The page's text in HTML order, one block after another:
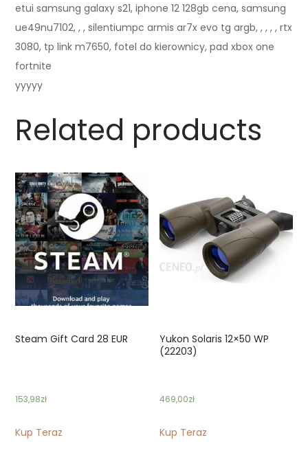
etui samsung galaxy s21, iphone 12 128gb cena, samsung
ue49nu7102, , , silentiumpc armis ar7x evo tg argb, , , , , rtx
3080, tp link m7650, fotel do kierownicy, pad xbox one
fortnite
yyyyy
Related products
Steam Gift Card 28 EUR
153,98zł
Kup Teraz
Yukon Solaris 12×50 WP
(22203)
469,00zł
Kup Teraz